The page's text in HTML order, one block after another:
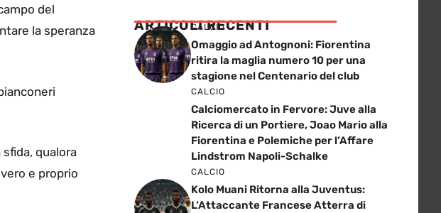
del
la speranza
sfida, qualora
e proprio
ARTICOLI RECENTI
CALCIO
Omaggio ad Antognoni: Fiorentina
ritira la maglia numero 10 per una
stagione nel Centenario del club
CALCIO
Calciomercato in Fervore: Juve alla
Ricerca di un Portiere, Joao Mario alla
Fiorentina e Polemiche per l’Affare
Lindstrom Napoli-Schalke
CALCIO
Kolo Muani Ritorna alla Juventus:
L’Attaccante Francese Atterra di